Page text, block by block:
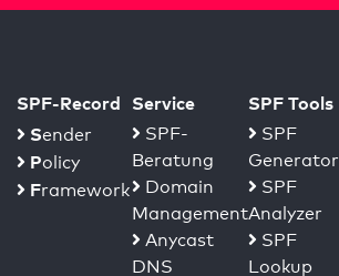
SPF-Record
Sender
Policy
Framework
Service
SPF-
Beratung
Domain
Management
Anycast
DNS
SPF Tools
SPF
Generator
SPF
Analyzer
SPF
Lookup